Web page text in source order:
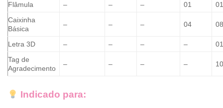
Flâmula – – – 01
01
Caixinha
Básica
– – – 04 08
Letra 3D – – – –
01
Tag de
Agradecimento
– – – – 10
Indicado para: